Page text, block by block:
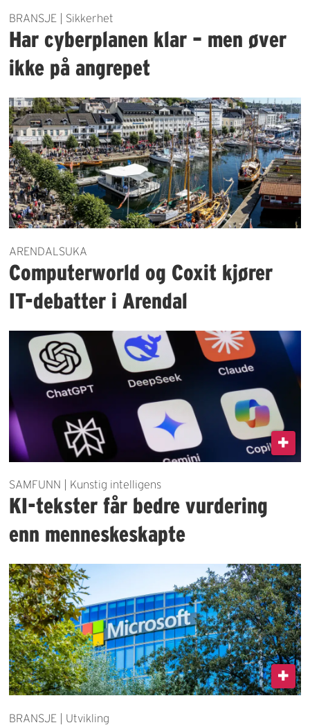
BRANSJE | Sikkerhet
Har cyberplanen klar – men øver
ikke på angrepet
ARENDALSUKA
Computerworld og Coxit kjører
IT-debatter i Arendal
SAMFUNN | Kunstig intelligens
KI-tekster får bedre vurdering
enn menneskeskapte
BRANSJE | Utvikling